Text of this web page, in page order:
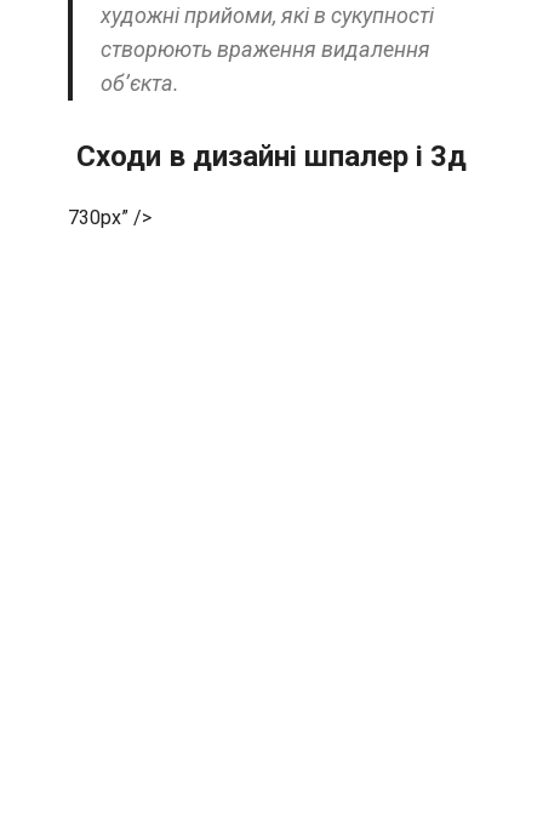
художні прийоми, які в сукупності
створюють враження видалення
об’єкта.
Сходи в дизайні шпалер і 3д
730px” />